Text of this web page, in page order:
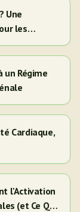
Une
les
un Régime
Cardiaque,
l'Activation
(et Ce Que